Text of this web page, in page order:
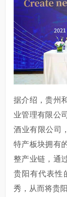
据介绍，贵州
业管理有限公
酒业有限公司
特产板块拥有
整产业链，通
贵阳有代表性
秀，从而将贵